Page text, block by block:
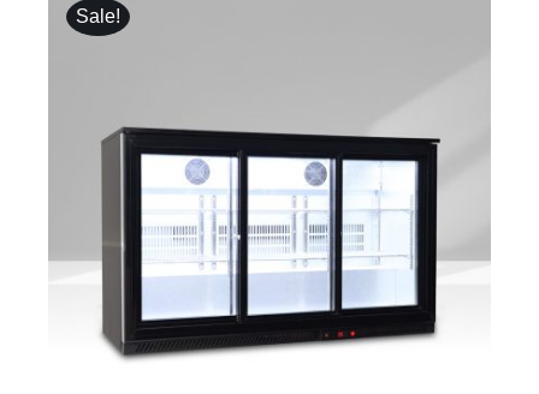
Sale!
DETAILS